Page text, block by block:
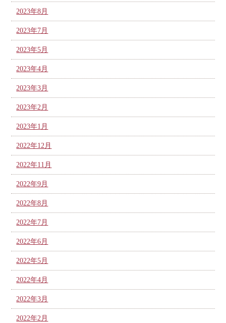
2023年8月
2023年7月
2023年5月
2023年4月
2023年3月
2023年2月
2023年1月
2022年12月
2022年11月
2022年9月
2022年8月
2022年7月
2022年6月
2022年5月
2022年4月
2022年3月
2022年2月